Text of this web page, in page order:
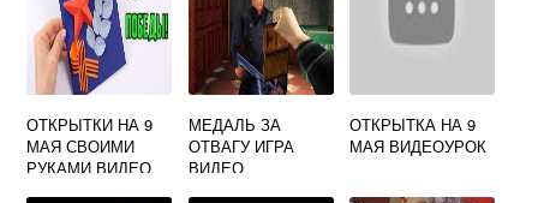
ОТКРЫТКИ НА 9
МАЯ СВОИМИ
РУКАМИ ВИДЕО
МЕДАЛЬ ЗА
ОТВАГУ ИГРА
ВИДЕО
ОТКРЫТКА НА 9
МАЯ ВИДЕОУРОК